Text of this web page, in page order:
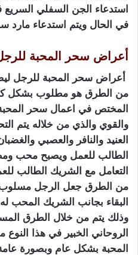
استدعاء الجن السفلي
في الحال ويتم استدعاء
أعراض سحر المحبة
أعراض سحر المحبة للرجل
من الطرق هو مطلوب بشكل
المختص في اعمال سحر
والقوي والذي من خلاله يتم
العنيد والنافر والعصبي
الطالب للعمل ويصبح محب
التعامل مع الشريك الطالب
من الطرق جعل الرجل مسلوب
البقاء بجانب الشريك المحب
وذلك يتم من خلال الطرق
الروحاني الخبير في هذا
المحبة بشكل عام وبصورة